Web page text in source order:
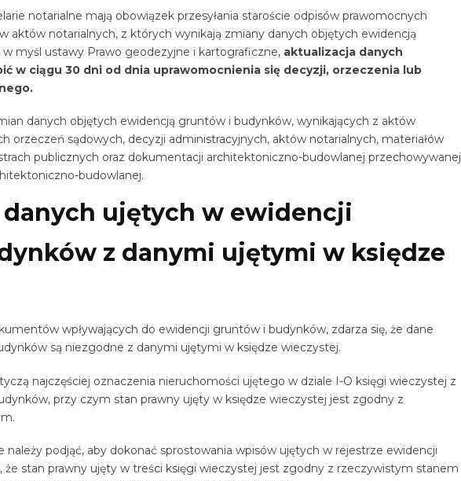
notarialne mają obowiązek przesyłania staroście odpisów prawomocnych
aktów notarialnych, z których wynikają zmiany danych objętych ewidencją
myśl ustawy Prawo geodezyjne i kartograficzne, aktualizacja danych
w ciągu 30 dni od dnia uprawomocnienia się decyzji, orzeczenia lub
danych objętych ewidencją gruntów i budynków, wynikających z aktów
orzeczeń sądowych, decyzji administracyjnych, aktów notarialnych, materiałów
publicznych oraz dokumentacji architektoniczno-budowlanej przechowywanej
budowlanej.
danych ujętych w ewidencji
z danymi ujętymi w księdze
wpływających do ewidencji gruntów i budynków, zdarza się, że dane
są niezgodne z danymi ujętymi w księdze wieczystej.
najczęściej oznaczenia nieruchomości ujętego w dziale I-O księgi wieczystej z
przy czym stan prawny ujęty w księdze wieczystej jest zgodny z
należy podjąć, aby dokonać sprostowania wpisów ujętych w rejestrze ewidencji
stan prawny ujęty w treści księgi wieczystej jest zgodny z rzeczywistym stanem